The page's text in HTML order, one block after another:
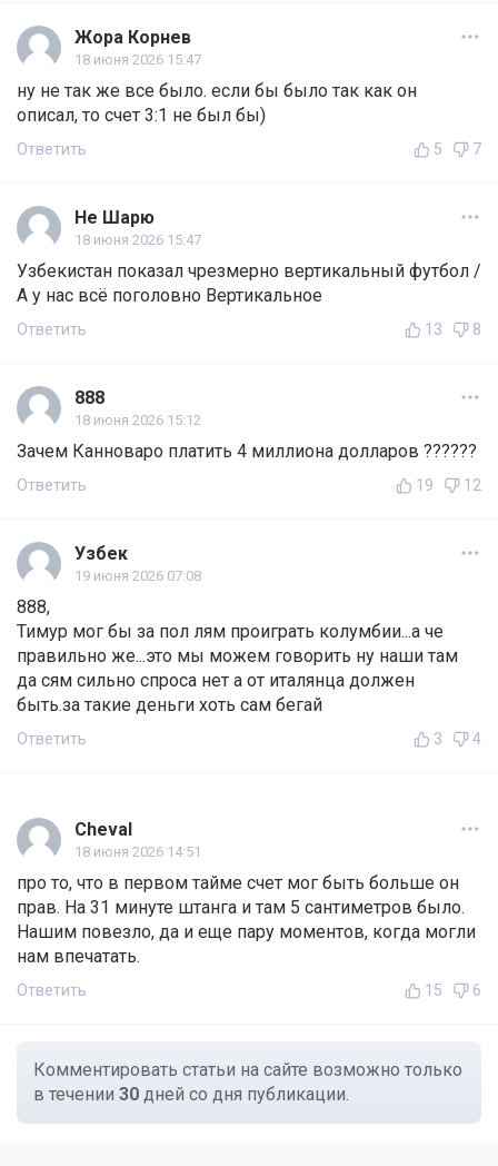
Жора Корнев
18 июня 2026 15:47
ну не так же все было. если бы было так как он
описал, то счет 3:1 не был бы)
Ответить 5 7
Не Шарю
18 июня 2026 15:47
Узбекистан показал чрезмерно вертикальный футбол /
А у нас всё поголовно Вертикальное
Ответить 13 8
888
18 июня 2026 15:12
Зачем Канноваро платить 4 миллиона долларов ??????
Ответить 19 12
Узбек
19 июня 2026 07:08
888,
Тимур мог бы за пол лям проиграть колумбии...а че
правильно же...это мы можем говорить ну наши там
да сям сильно спроса нет а от италянца должен
быть.за такие деньги хоть сам бегай
Ответить 3 4
Cheval
18 июня 2026 14:51
про то, что в первом тайме счет мог быть больше он
прав. На 31 минуте штанга и там 5 сантиметров было.
Нашим повезло, да и еще пару моментов, когда могли
нам впечатать.
Ответить 15 6
Комментировать статьи на сайте возможно только
в течении 30 дней со дня публикации.